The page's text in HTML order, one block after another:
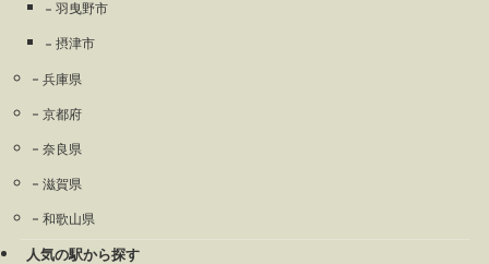
羽曳野市
摂津市
兵庫県
京都府
奈良県
滋賀県
和歌山県
人気の駅から探す